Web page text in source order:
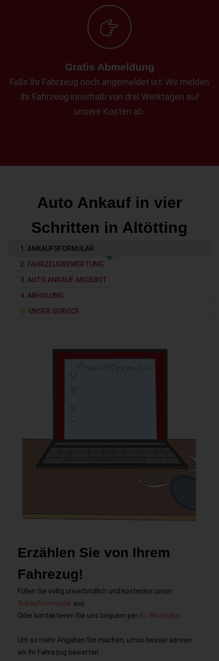
Gratis Abmeldung
Falls Ihr Fahrzeug noch angemeldet ist: Wir melden
Ihr Fahrzeug innerhalb von drei Werktagen auf
unsere Kosten ab.
Auto Ankauf in vier
Schritten in Altötting
1. ANKAUFSFORMULAR
2. FAHRZEUGBEWERTUNG
3. AUTO ANKAUF ANGEBOT
4. ABHOLUNG
UNSER SERVICE
Erzählen Sie von Ihrem
Fahrezug!
Füllen Sie völlig unverbindlich und kostenlos unser
Ankaufsformular aus.
Oder kontaktieren Sie uns bequem per
WhatsApp
Um so mehr Angaben Sie machen, umso besser können
wir Ihr Fahrezug bewerten.